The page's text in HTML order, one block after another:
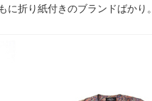
に折り紙付きのブランドばかり。